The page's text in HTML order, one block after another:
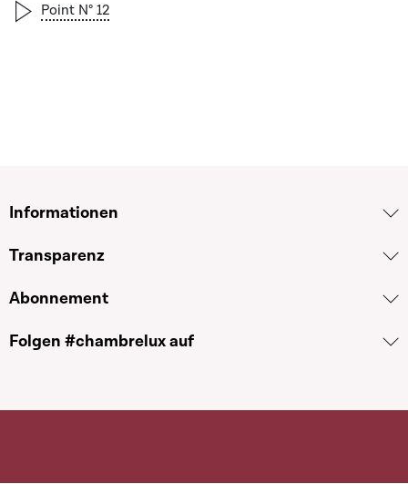
Point N° 12
Informationen
Transparenz
Abonnement
Folgen #chambrelux auf